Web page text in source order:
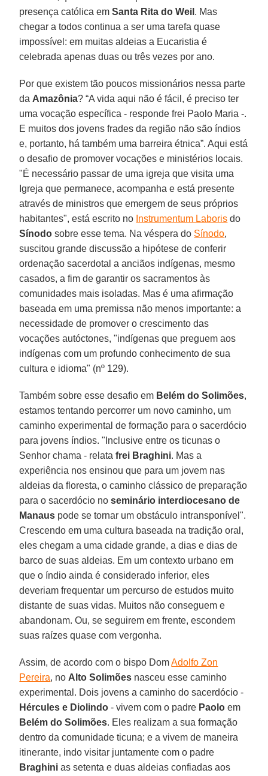
presença católica emSanta Rita do Weil . Mas
chegar a todos continua a ser uma tarefa quase
impossível: em muitas aldeias a Eucaristia é
celebrada apenas duas ou três vezes por ano.
Por que existem tão poucos missionários nessa parte
da Amazônia? “A vida aqui não é fácil, é preciso ter
uma vocação específica - responde frei Paolo Maria -.
E muitos dos jovens frades da região não são índios
e, portanto, há também uma barreira étnica”. Aqui está
o desafio de promover vocações e ministérios locais.
"É necessário passar de uma igreja que visita uma
Igreja que permanece, acompanha e está presente
através de ministros que emergem de seus próprios
habitantes", está escrito no Instrumentum Laboris do
Sínodo sobre esse tema. Na véspera do Sínodo,
suscitou grande discussão a hipótese de conferir
ordenação sacerdotal a anciãos indígenas, mesmo
casados, a fim de garantir os sacramentos às
comunidades mais isoladas. Mas é uma afirmação
baseada em uma premissa não menos importante: a
necessidade de promover o crescimento das
vocações autóctones, "indígenas que preguem aos
indígenas com um profundo conhecimento de sua
cultura e idioma" (nº 129).
Também sobre esse desafio em Belém do Solimões,
estamos tentando percorrer um novo caminho, um
caminho experimental de formação para o sacerdócio
para jovens índios. "Inclusive entre os ticunas o
Senhor chama - relatafrei Braghini. Mas a
experiência nos ensinou que para um jovem nas
aldeias da floresta, o caminho clássico de preparação
para o sacerdócio noseminário interdiocesano de
Manaus pode se tornar um obstáculo intransponível".
Crescendo em uma cultura baseada na tradição oral,
eles chegam a uma cidade grande, a dias e dias de
barco de suas aldeias. Em um contexto urbano em
que o índio ainda é considerado inferior, eles
deveriam frequentar um percurso de estudos muito
distante de suas vidas. Muitos não conseguem e
abandonam. Ou, se seguirem em frente, escondem
suas raízes quase com vergonha.
Assim, de acordo com o bispo DomAdolfo Zon
Pereira, no Alto Solimões nasceu esse caminho
experimental. Dois jovens a caminho do sacerdócio -
Hércules e Diolindo - vivem com o padre Paolo em
Belém do Solimões. Eles realizam a sua formação
dentro da comunidade ticuna; e a vivem de maneira
itinerante, indo visitar juntamente com o padre
Braghini as setenta e duas aldeias confiadas aos